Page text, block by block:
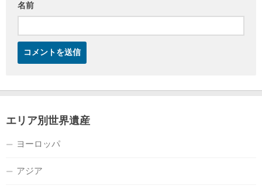
名前
エリア別世界遺産
ヨーロッパ
アジア